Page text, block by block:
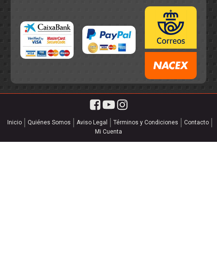
Inicio Quiénes Somos Aviso Legal Términos y Condiciones
Contacto
Mi Cuenta